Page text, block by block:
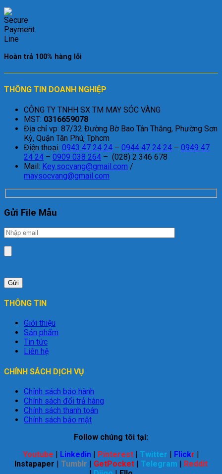
Hoàn trả 100% hàng lỗi
THÔNG TIN DOANH NGHIỆP
CÔNG TY TNHH SX TM MAY SÓC VÀNG
MST: 0316659078
Địa chỉ vp: 87/32 Đường Bờ Bao Tân Thắng, Phường Sơn
Kỳ, Quận Tân Phú, Tphcm
Điện thoại: 0943 47 24 24 – 0944 47 24 24 – 0949 47
24 24 – 0909 038 264 – (028) 2 346 678
Mail: Key.socvang@gmail.com /
maysocvang@gmail.com
Gửi File Mẫu
THÔNG TIN
Giới thiệu
Sản phẩm
Tin tức
Liên hệ
CHÍNH SÁCH DỊCH VỤ
Chính sách bảo hành
Chính sách đổi trả hàng
Chính sách thanh toán
Chính sách bảo mật
Follow chúng tôi tại:
Youtube | Linkedin | Pinterest | Twitter | Flickr |
Instapaper | Tumblr | GetPocket | Telegram | Reddit